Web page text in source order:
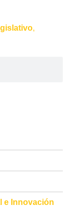
,
e Innovación